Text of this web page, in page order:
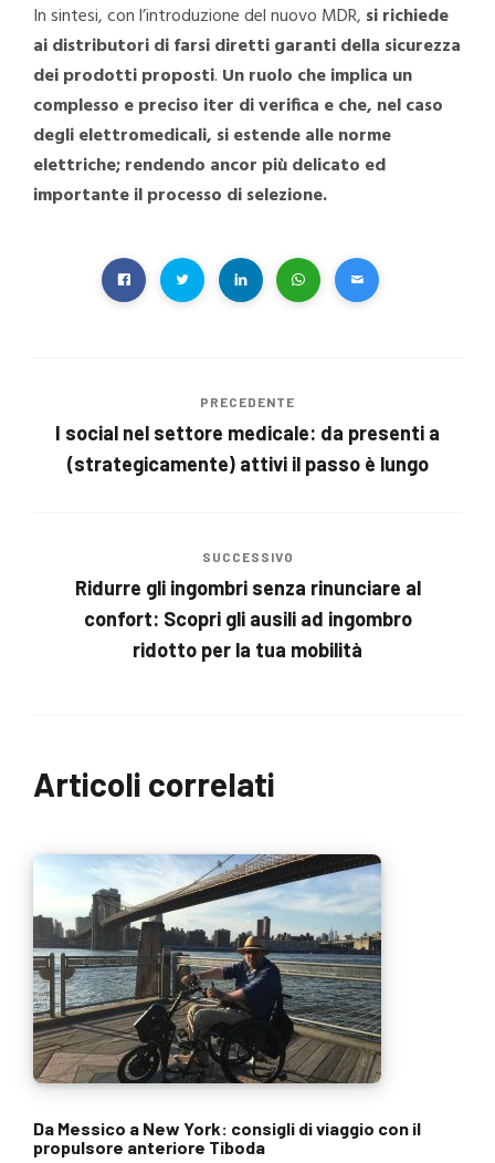
In sintesi, con l’introduzione del nuovo MDR, si richiede
ai distributori di farsi diretti garanti della sicurezza
dei prodotti proposti. Un ruolo che implica un
complesso e preciso iter di verifica e che, nel caso
degli elettromedicali, si estende alle norme
elettriche; rendendo ancor più delicato ed
importante il processo di selezione.
PRECEDENTE
I social nel settore medicale: da presenti a
(strategicamente) attivi il passo è lungo
SUCCESSIVO
Ridurre gli ingombri senza rinunciare al
confort: Scopri gli ausili ad ingombro
ridotto per la tua mobilità
Articoli correlati
Da Messico a New York: consigli di viaggio con il
propulsore anteriore Tiboda